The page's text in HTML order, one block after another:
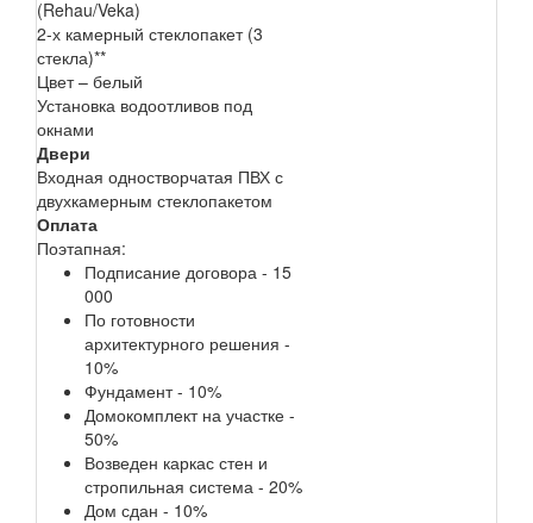
(Rehau/Veka)
2-х камерный стеклопакет (3
стекла)**
Цвет – белый
Установка водоотливов под
окнами
Двери
Входная одностворчатая ПВХ с
двухкамерным стеклопакетом
Оплата
Поэтапная:
Подписание договора - 15
000
По готовности
архитектурного решения -
10%
Фундамент - 10%
Домокомплект на участке -
50%
Возведен каркас стен и
стропильная система - 20%
Дом сдан - 10%